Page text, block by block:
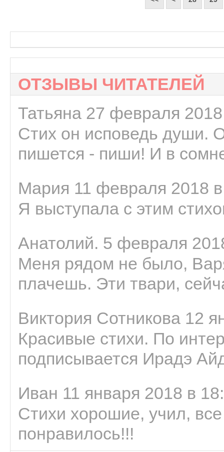
ОТЗЫВЫ ЧИТАТЕЛЕЙ
Татьяна 27 февраля
Стих он исповедь души.
пишется - пиши! И в
Мария 11 февраля 2018
Я выступала с этим
Анатолий. 5 февраля
Меня рядом не было,
плачешь. Эти твари,
Виктория Сотникова 12
Красивые стихи. По
подписывается Ирадэ
Иван 11 января 2018 в
Стихи хорошие, учил,
понравилось!!!